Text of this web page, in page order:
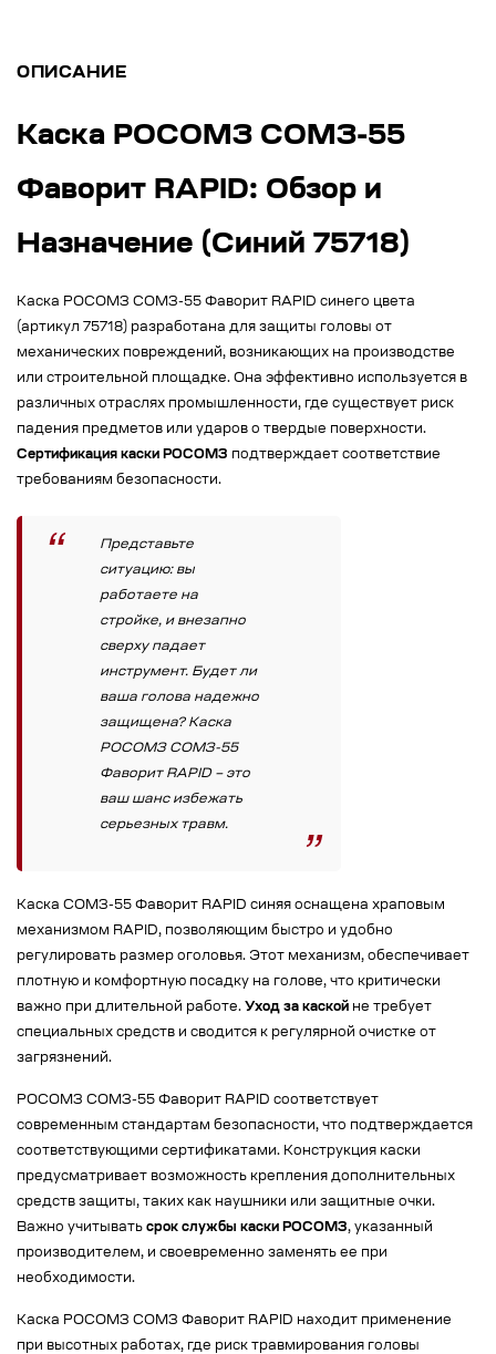
ОПИСАНИЕ
Каска РОСОМЗ СОМЗ-55
Фаворит RAPID: Обзор и
Назначение (Синий 75718)
Каска РОСОМЗ СОМЗ-55 Фаворит RAPID синего цвета
(артикул 75718) разработана для защиты головы от
механических повреждений, возникающих на производстве
или строительной площадке. Она эффективно используется в
различных отраслях промышленности, где существует риск
падения предметов или ударов о твердые поверхности.
Сертификация каски РОСОМЗ подтверждает соответствие
требованиям безопасности.
Представьте
ситуацию: вы
работаете на
стройке, и внезапно
сверху падает
инструмент. Будет ли
ваша голова надежно
защищена? Каска
РОСОМЗ СОМЗ-55
Фаворит RAPID – это
ваш шанс избежать
серьезных травм.
Каска СОМЗ-55 Фаворит RAPID синяя оснащена храповым
механизмом RAPID, позволяющим быстро и удобно
регулировать размер оголовья. Этот механизм, обеспечивает
плотную и комфортную посадку на голове, что критически
важно при длительной работе. Уход за каской не требует
специальных средств и сводится к регулярной очистке от
загрязнений.
РОСОМЗ СОМЗ-55 Фаворит RAPID соответствует
современным стандартам безопасности, что подтверждается
соответствующими сертификатами. Конструкция каски
предусматривает возможность крепления дополнительных
средств защиты, таких как наушники или защитные очки.
Важно учитывать срок службы каски РОСОМЗ, указанный
производителем, и своевременно заменять ее при
необходимости.
Каска РОСОМЗ СОМЗ Фаворит RAPID находит применение
при высотных работах, где риск травмирования головы